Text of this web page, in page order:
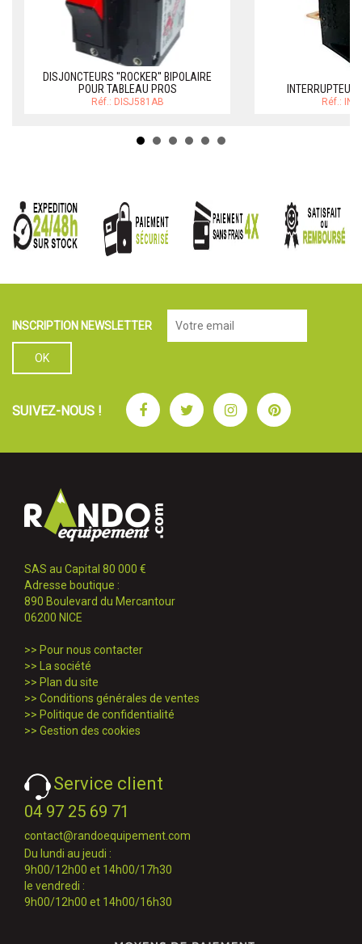
DISJONCTEURS ''ROCKER'' BIPOLAIRE
POUR TABLEAU PROS
Réf.: DISJ581AB Réf.:
INSCRIPTION NEWSLETTER
SUIVEZ-NOUS ! FacebookTwitterInstagramPinterest
SAS au Capital 80 000 €
Adresse boutique :
890 Boulevard du Mercantour
06200 NICE
>> Pour nous contacter
>>
La société
>> Plan du site
>> Conditions générales de ventes
>> Politique de confidentialité
>> Gestion des cookies
Service client
04 97 25 69 71
contact@randoequipement.com
Du lundi au jeudi :
9h00/12h00 et 14h00/17h30
le vendredi :
9h00/12h00 et 14h00/16h30